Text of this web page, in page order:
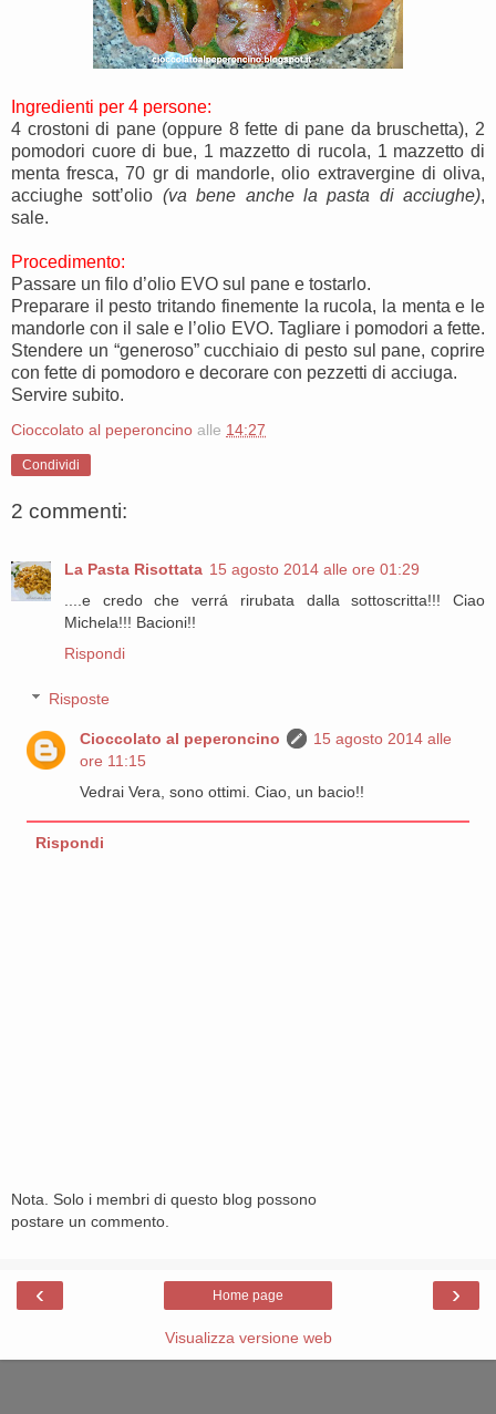
Ingredienti per 4 persone:
4 crostoni di pane (oppure 8 fette di pane da bruschetta), 2
pomodori cuore di bue, 1 mazzetto di rucola, 1 mazzetto di
menta fresca, 70 gr di mandorle, olio extravergine di oliva,
acciughe sott’olio (va bene anche la pasta di acciughe),
sale.
Procedimento:
Passare un filo d’olio EVO sul pane e tostarlo.
Preparare il pesto tritando finemente la rucola, la menta e le
mandorle con il sale e l’olio EVO. Tagliare i pomodori a fette.
Stendere un “generoso” cucchiaio di pesto sul pane, coprire
con fette di pomodoro e decorare con pezzetti di acciuga.
Servire subito.
Cioccolato al peperoncino alle 14:27
Condividi
2 commenti:
La Pasta Risottata 15 agosto 2014 alle ore 01:29
....e credo che verrá rirubata dalla sottoscritta!!! Ciao
Michela!!! Bacioni!!
Rispondi
Risposte
Cioccolato al peperoncino
15 agosto 2014 alle
ore 11:15
Vedrai Vera, sono ottimi. Ciao, un bacio!!
Rispondi
Nota. Solo i membri di questo blog possono
postare un commento.
‹ ›
Home page
Visualizza versione web